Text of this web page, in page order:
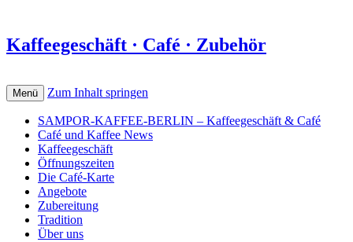
Kaffeegeschäft · Café · Zubehör
Menü Zum Inhalt springen
SAMPOR-KAFFEE-BERLIN – Kaffeegeschäft & Café
Café und Kaffee News
Kaffeegeschäft
Öffnungszeiten
Die Café-Karte
Angebote
Zubereitung
Tradition
Über uns